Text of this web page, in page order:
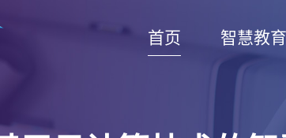
首页 智慧教